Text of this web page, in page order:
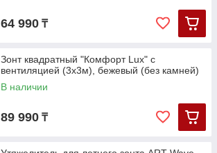
64 990 ₸
Зонт квадратный "Комфорт Lux" с
вентиляцией (3х3м), бежевый (без камней)
В наличии
89 990 ₸